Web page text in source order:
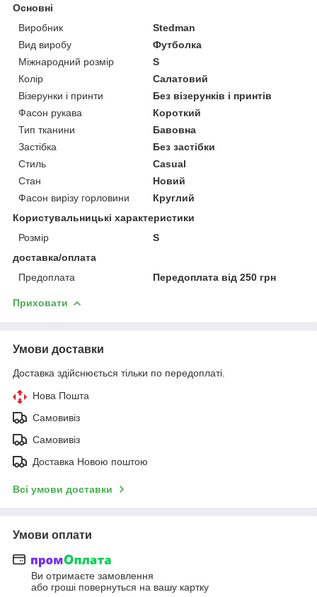
Основні
Виробник
Stedman
Вид виробу
Футболка
Міжнародний розмір
S
Колір
Салатовий
Візерунки і принти
Без візерунків і принтів
Фасон рукава
Короткий
Тип тканини
Бавовна
Застібка
Без застібки
Стиль
Casual
Стан
Новий
Фасон вирізу горловини
Круглий
Користувальницькі характеристики
Розмір
S
доставка/оплата
Предоплата
Передоплата від 250 грн
Приховати
Умови доставки
Доставка здійснюється тільки по передоплаті.
Нова Пошта
Самовивіз
Самовивіз
Доставка Новою поштою
Всі умови доставки
Умови оплати
Ви отримаєте замовлення
або гроші повернуться на вашу картку